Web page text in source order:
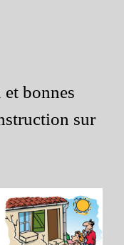
bonnes
sur